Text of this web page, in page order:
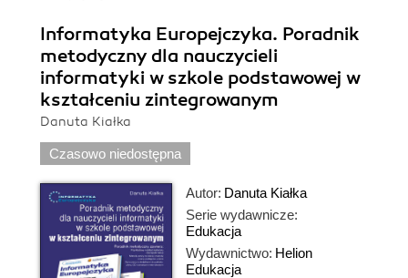
Informatyka Europejczyka. Poradnik
metodyczny dla nauczycieli
informatyki w szkole podstawowej w
kształceniu zintegrowanym
Danuta Kiałka
Czasowo niedostępna
Autor: Danuta Kiałka
Serie wydawnicze:
Edukacja
Wydawnictwo: Helion
Edukacja